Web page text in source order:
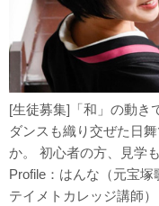
[生徒募集]「和」の動き
ダンスも織り交ぜた日
か。 初心者の方、見学
Profile：はんな（元宝
テイメトカレッジ講師）